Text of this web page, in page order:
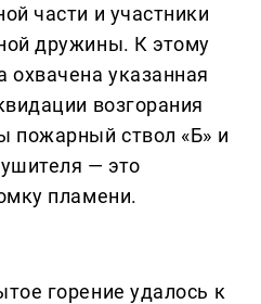
части и участники
дружины. К этому
указанная
возгорания
пожарный ствол «Б» и
— это
пламени.
горение удалось к